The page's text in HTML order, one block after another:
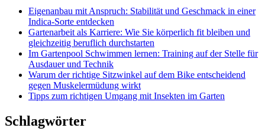
Eigenanbau mit Anspruch: Stabilität und Geschmack in einer
Indica-Sorte entdecken
Gartenarbeit als Karriere: Wie Sie körperlich fit bleiben und
gleichzeitig beruflich durchstarten
Im Gartenpool Schwimmen lernen: Training auf der Stelle für
Ausdauer und Technik
Warum der richtige Sitzwinkel auf dem Bike entscheidend
gegen Muskelermüdung wirkt
Tipps zum richtigen Umgang mit Insekten im Garten
Schlagwörter